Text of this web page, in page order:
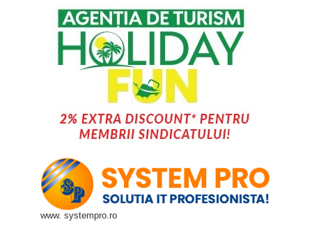
www. systempro.ro